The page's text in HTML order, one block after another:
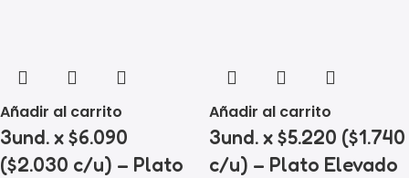
Añadir al carrito
3und. x $6.090
($2.030 c/u) – Plato
Añadir al carrito
3und. x $5.220 ($1.740
c/u) – Plato Elevado